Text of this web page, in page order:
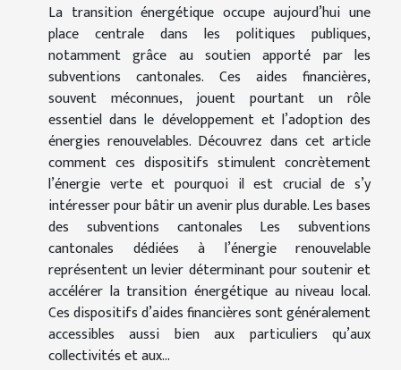
La transition énergétique occupe aujourd’hui une
place centrale dans les politiques publiques,
notamment grâce au soutien apporté par les
subventions cantonales. Ces aides financières,
souvent méconnues, jouent pourtant un rôle
essentiel dans le développement et l’adoption des
énergies renouvelables. Découvrez dans cet article
comment ces dispositifs stimulent concrètement
l’énergie verte et pourquoi il est crucial de s’y
intéresser pour bâtir un avenir plus durable. Les bases
des subventions cantonales Les subventions
cantonales dédiées à l’énergie renouvelable
représentent un levier déterminant pour soutenir et
accélérer la transition énergétique au niveau local.
Ces dispositifs d’aides financières sont généralement
accessibles aussi bien aux particuliers qu’aux
collectivités et aux...